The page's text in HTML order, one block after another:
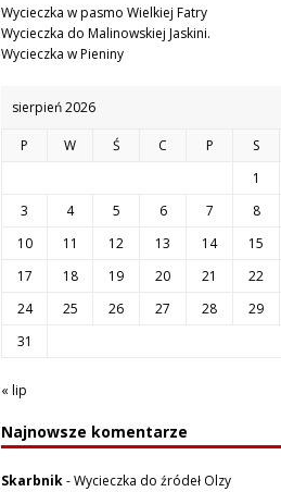
Wycieczka w pasmo Wielkiej Fatry
Wycieczka do Malinowskiej Jaskini.
Wycieczka w Pieniny
sierpień 2026
P W Ś C P S
1
3
4 5 6 7 8
10
11 12 13 14 15
17
18 19 20 21 22
24
25 26 27 28 29
31
« lip
Najnowsze komentarze
Skarbnik-Wycieczka do źródeł Olzy